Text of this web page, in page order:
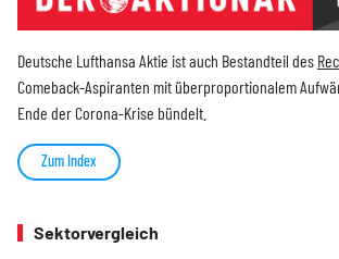
Deutsche Lufthansa Aktie ist auch Bestandteil des
Comeback-Aspiranten mit überproportionalem
Ende der Corona-Krise bündelt.
Zum Index
Sektorvergleich